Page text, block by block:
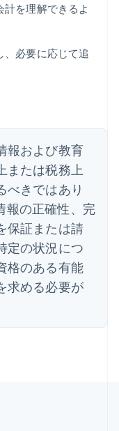
を理解できるよ
必要に応じて追
報および教育
または税務上
べきではあり
報の正確性、完
保証または請
定の状況につ
格のある有能
求める必要が